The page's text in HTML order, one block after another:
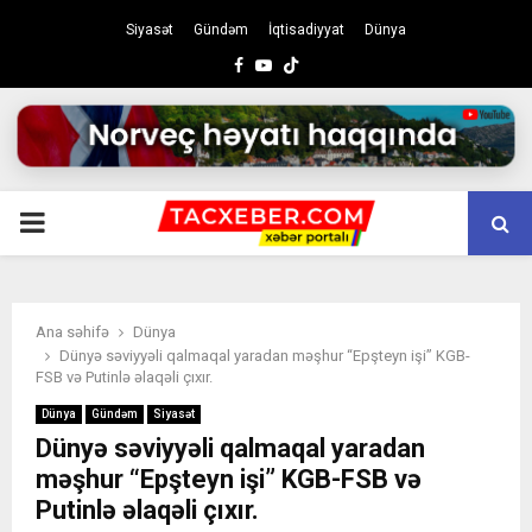
Siyasət Gündəm İqtisadiyyat Dünya
Facebook
Youtube
PRIMARY
Ana səhifə
Dünya
Dünyə səviyyəli qalmaqal yaradan məşhur “Epşteyn işi” KGB-
FSB və Putinlə əlaqəli çıxır.
Dünya Gündəm Siyasət
Dünyə səviyyəli qalmaqal yaradan
məşhur “Epşteyn işi” KGB-FSB və
Putinlə əlaqəli çıxır.